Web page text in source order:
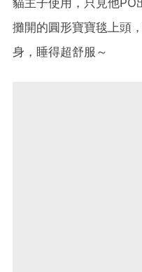
貓主子使用，只見他PO
攤開的圓形寶寶毯上頭
身，睡得超舒服～